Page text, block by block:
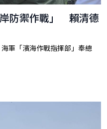
防禦作戰」 賴清德
軍「濱海作戰指揮部」奉總